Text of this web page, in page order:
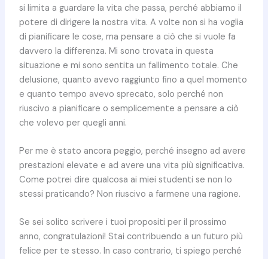
si limita a guardare la vita che passa, perché abbiamo il
potere di dirigere la nostra vita. A volte non si ha voglia
di pianificare le cose, ma pensare a ciò che si vuole fa
davvero la differenza. Mi sono trovata in questa
situazione e mi sono sentita un fallimento totale. Che
delusione, quanto avevo raggiunto fino a quel momento
e quanto tempo avevo sprecato, solo perché non
riuscivo a pianificare o semplicemente a pensare a ciò
che volevo per quegli anni.
Per me è stato ancora peggio, perché insegno ad avere
prestazioni elevate e ad avere una vita più significativa.
Come potrei dire qualcosa ai miei studenti se non lo
stessi praticando? Non riuscivo a farmene una ragione.
Se sei solito scrivere i tuoi propositi per il prossimo
anno, congratulazioni! Stai contribuendo a un futuro più
felice per te stesso. In caso contrario, ti spiego perché